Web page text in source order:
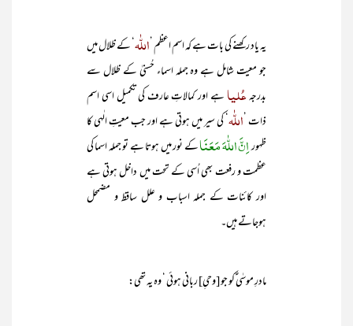
یہ یاد رکھنے کی بات ہے کہ اسم اعظم ’ اللّٰہ ‘ کے ظلال میں
جو معیت شامل ہے وہ جملہ اسماء حُسنیٰ کے ظلال سے
بدرجہعُلیاہے اور کمالاتِ عارف کی تکمیل اسی اسم
ذات ’ اللّٰہ ‘ کی سیر میں ہوتی ہے اور جب معیتِ الٰہی کا
ظہوراِنَّ اللّٰهَ مَعَنَاکے نور میں ہوتا ہے تو جملہ اسما کی
عظمت و رفعت بھی اُسی کے تحت میں داخل ہوتی ہے
اور کائنات کے جملہ اسباب و علل ساقط و مضمحل
ہوجاتے ہیں۔
مادرِ موسٰی ؑکو جو [وحیِ] ربانی ہوئی ‘ وہ یہ تھی: